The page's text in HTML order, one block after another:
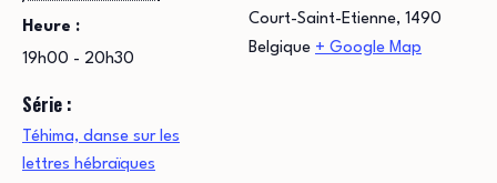
Heure :
19h00 - 20h30
Série :
Téhima, danse sur les
lettres hébraïques
Court-Saint-Etienne, 1490
Belgique + Google Map